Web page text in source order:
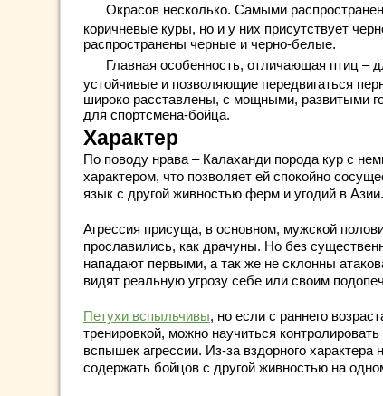
Окрасов несколько. Самыми
коричневые куры, но и у них присутствует
распространены черные и черно-белые.
Главная особенность, отличающая птиц –
устойчивые и позволяющие передвигаться
широко расставлены, с мощными, развитыми
для спортсмена-бойца.
Характер
По поводу нрава – Калаханди порода кур с
характером, что позволяет ей спокойно
язык с другой живностью ферм и угодий в Азии.
Агрессия присуща, в основном, мужской
прославились, как драчуны. Но без
нападают первыми, а так же не склонны
видят реальную угрозу себе или своим
Петухи вспыльчивы, но если с раннего
тренировкой, можно научиться
вспышек агрессии. Из-за вздорного характера
содержать бойцов с другой живностью на